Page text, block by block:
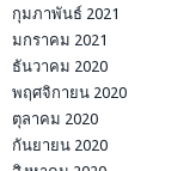
กุมภาพันธ์ 2021
มกราคม 2021
ธันวาคม 2020
พฤศจิกายน 2020
ตุลาคม 2020
กันยายน 2020